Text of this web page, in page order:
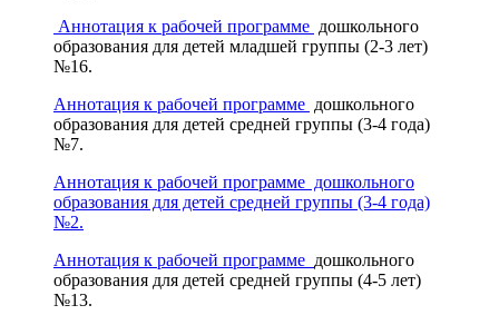
Аннотация к рабочей программе дошкольного
образования для детей младшей группы (2-3 лет)
№16.
Аннотация к рабочей программе дошкольного
образования для детей средней группы (3-4 года)
№7.
Аннотация к рабочей программе дошкольного
образования для детей средней группы (3-4 года)
№2.
Аннотация к рабочей программе дошкольного
образования для детей средней группы (4-5 лет)
№13.